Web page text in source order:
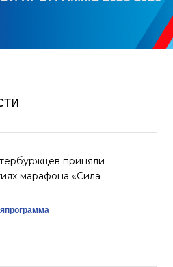
приняли
марафона «Сила